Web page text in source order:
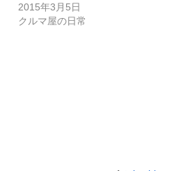
2015年3月5日
クルマ屋の日常